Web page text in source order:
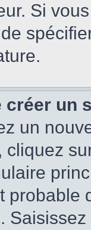
Si
un
un
cliquez
probable